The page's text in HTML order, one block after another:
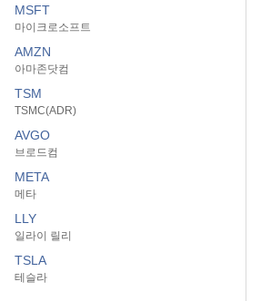
MSFT
마이크로소프트
AMZN
아마존닷컴
TSM
TSMC(ADR)
AVGO
브로드컴
META
메타
LLY
일라이 릴리
TSLA
테슬라